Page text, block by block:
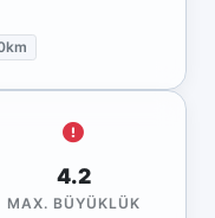
4.2
MAX. BÜYÜKLÜK